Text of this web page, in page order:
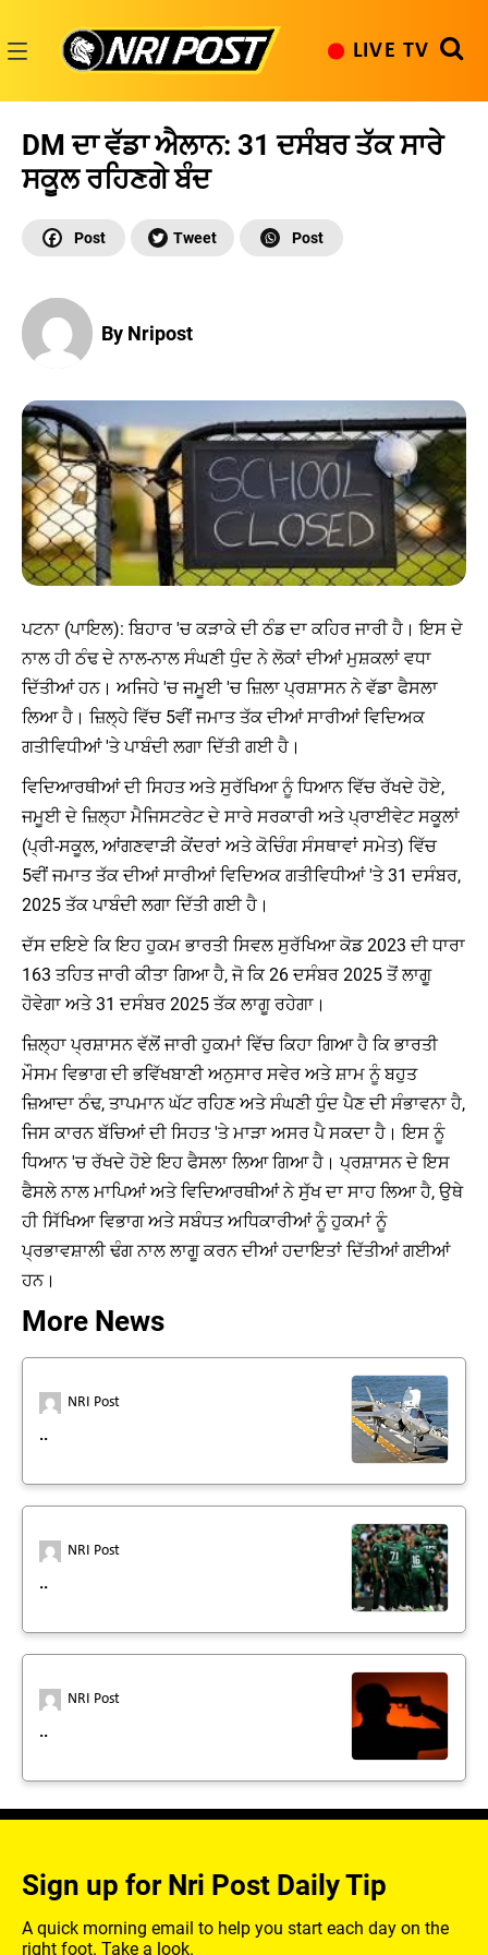
content
LIVE TV
DM ਦਾ ਵੱਡਾ ਐਲਾਨ: 31 ਦਸੰਬਰ ਤੱਕ ਸਾਰੇ
ਸਕੂਲ ਰਹਿਣਗੇ ਬੰਦ
By Nripost
ਪਟਨਾ (ਪਾਇਲ): ਬਿਹਾਰ 'ਚ ਕੜਾਕੇ ਦੀ ਠੰਡ ਦਾ ਕਹਿਰ ਜਾਰੀ ਹੈ। ਇਸ ਦੇ
ਨਾਲ ਹੀ ਠੰਢ ਦੇ ਨਾਲ-ਨਾਲ ਸੰਘਣੀ ਧੁੰਦ ਨੇ ਲੋਕਾਂ ਦੀਆਂ ਮੁਸ਼ਕਲਾਂ ਵਧਾ
ਦਿੱਤੀਆਂ ਹਨ। ਅਜਿਹੇ 'ਚ ਜਮੂਈ 'ਚ ਜ਼ਿਲਾ ਪ੍ਰਸ਼ਾਸਨ ਨੇ ਵੱਡਾ ਫੈਸਲਾ
ਲਿਆ ਹੈ। ਜ਼ਿਲ੍ਹੇ ਵਿੱਚ 5ਵੀਂ ਜਮਾਤ ਤੱਕ ਦੀਆਂ ਸਾਰੀਆਂ ਵਿਦਿਅਕ
ਗਤੀਵਿਧੀਆਂ 'ਤੇ ਪਾਬੰਦੀ ਲਗਾ ਦਿੱਤੀ ਗਈ ਹੈ।
ਵਿਦਿਆਰਥੀਆਂ ਦੀ ਸਿਹਤ ਅਤੇ ਸੁਰੱਖਿਆ ਨੂੰ ਧਿਆਨ ਵਿੱਚ ਰੱਖਦੇ ਹੋਏ,
ਜਮੂਈ ਦੇ ਜ਼ਿਲ੍ਹਾ ਮੈਜਿਸਟਰੇਟ ਦੇ ਸਾਰੇ ਸਰਕਾਰੀ ਅਤੇ ਪ੍ਰਾਈਵੇਟ ਸਕੂਲਾਂ
(ਪ੍ਰੀ-ਸਕੂਲ, ਆਂਗਣਵਾੜੀ ਕੇਂਦਰਾਂ ਅਤੇ ਕੋਚਿੰਗ ਸੰਸਥਾਵਾਂ ਸਮੇਤ) ਵਿੱਚ
5ਵੀਂ ਜਮਾਤ ਤੱਕ ਦੀਆਂ ਸਾਰੀਆਂ ਵਿਦਿਅਕ ਗਤੀਵਿਧੀਆਂ 'ਤੇ 31 ਦਸੰਬਰ,
2025 ਤੱਕ ਪਾਬੰਦੀ ਲਗਾ ਦਿੱਤੀ ਗਈ ਹੈ।
ਦੱਸ ਦਇਏ ਕਿ ਇਹ ਹੁਕਮ ਭਾਰਤੀ ਸਿਵਲ ਸੁਰੱਖਿਆ ਕੋਡ 2023 ਦੀ ਧਾਰਾ
163 ਤਹਿਤ ਜਾਰੀ ਕੀਤਾ ਗਿਆ ਹੈ, ਜੋ ਕਿ 26 ਦਸੰਬਰ 2025 ਤੋਂ ਲਾਗੂ
ਹੋਵੇਗਾ ਅਤੇ 31 ਦਸੰਬਰ 2025 ਤੱਕ ਲਾਗੂ ਰਹੇਗਾ।
ਜ਼ਿਲ੍ਹਾ ਪ੍ਰਸ਼ਾਸਨ ਵੱਲੋਂ ਜਾਰੀ ਹੁਕਮਾਂ ਵਿੱਚ ਕਿਹਾ ਗਿਆ ਹੈ ਕਿ ਭਾਰਤੀ
ਮੌਸਮ ਵਿਭਾਗ ਦੀ ਭਵਿੱਖਬਾਣੀ ਅਨੁਸਾਰ ਸਵੇਰ ਅਤੇ ਸ਼ਾਮ ਨੂੰ ਬਹੁਤ
ਜ਼ਿਆਦਾ ਠੰਢ, ਤਾਪਮਾਨ ਘੱਟ ਰਹਿਣ ਅਤੇ ਸੰਘਣੀ ਧੁੰਦ ਪੈਣ ਦੀ ਸੰਭਾਵਨਾ ਹੈ,
ਜਿਸ ਕਾਰਨ ਬੱਚਿਆਂ ਦੀ ਸਿਹਤ 'ਤੇ ਮਾੜਾ ਅਸਰ ਪੈ ਸਕਦਾ ਹੈ। ਇਸ ਨੂੰ
ਧਿਆਨ 'ਚ ਰੱਖਦੇ ਹੋਏ ਇਹ ਫੈਸਲਾ ਲਿਆ ਗਿਆ ਹੈ। ਪ੍ਰਸ਼ਾਸਨ ਦੇ ਇਸ
ਫੈਸਲੇ ਨਾਲ ਮਾਪਿਆਂ ਅਤੇ ਵਿਦਿਆਰਥੀਆਂ ਨੇ ਸੁੱਖ ਦਾ ਸਾਹ ਲਿਆ ਹੈ, ਉਥੇ
ਹੀ ਸਿੱਖਿਆ ਵਿਭਾਗ ਅਤੇ ਸਬੰਧਤ ਅਧਿਕਾਰੀਆਂ ਨੂੰ ਹੁਕਮਾਂ ਨੂੰ
ਪ੍ਰਭਾਵਸ਼ਾਲੀ ਢੰਗ ਨਾਲ ਲਾਗੂ ਕਰਨ ਦੀਆਂ ਹਦਾਇਤਾਂ ਦਿੱਤੀਆਂ ਗਈਆਂ
ਹਨ।
More News
NRI Post
..
NRI Post
..
NRI Post
..
Sign up for Nri Post Daily Tip
A quick morning email to help you start each day on the
right foot. Take a look.